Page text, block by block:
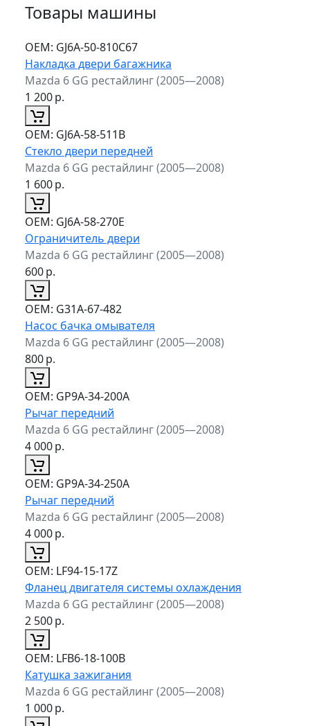
Товары машины
ОЕМ: GJ6A-50-810C67
Накладка двери багажника
Mazda 6 GG рестайлинг (2005—2008)
1 200р.
ОЕМ: GJ6A-58-511B
Стекло двери передней
Mazda 6 GG рестайлинг (2005—2008)
1 600р.
ОЕМ: GJ6A-58-270E
Ограничитель двери
Mazda 6 GG рестайлинг (2005—2008)
600р.
ОЕМ: G31A-67-482
Насос бачка омывателя
Mazda 6 GG рестайлинг (2005—2008)
800р.
ОЕМ: GP9A-34-200A
Рычаг передний
Mazda 6 GG рестайлинг (2005—2008)
4 000р.
ОЕМ: GP9A-34-250A
Рычаг передний
Mazda 6 GG рестайлинг (2005—2008)
4 000р.
ОЕМ: LF94-15-17Z
Фланец двигателя системы охлаждения
Mazda 6 GG рестайлинг (2005—2008)
2 500р.
ОЕМ: LFB6-18-100B
Катушка зажигания
Mazda 6 GG рестайлинг (2005—2008)
1 000р.